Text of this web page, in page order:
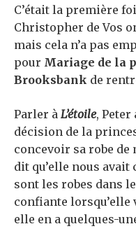
C’était la première
Christopher de Vos
mais cela n’a pas
pour Mariage de la
Brooksbank de
Parler à L’étoile, Peter
décision de la
concevoir sa robe de
dit qu’elle nous
sont les robes dans
confiante lorsqu’elle
elle en a quelques-